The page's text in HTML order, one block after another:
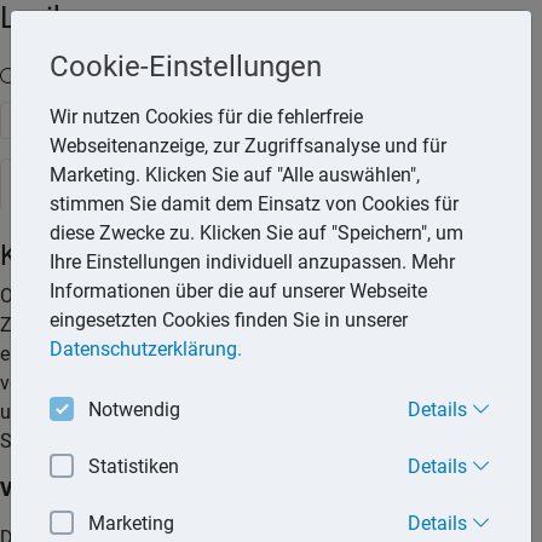
Lexika
Volltext-Suche in den Lexika
Suchen
Rechtslexikon
Kfz-Haftpflichtversicherung
Ohne Versicherungsschutz gibt es für das Fahrzeug keine
Zulassung. Die Kfz-Haftpflichtversicherung tritt insbesondere
ein, wenn durch den Gebrauch des Fahrzeugs Personen
verletzt oder getötet oder Sachen beschädigt oder zerstört
und deswegen Schadensersatzansprüche gegenüber dem
Schadensverursacher geltend gemacht werden.
Versicherte Risiken
Cookie-Einstellungen
Wir nutzen Cookies für die fehlerfreie
Webseitenanzeige, zur Zugriffsanalyse und für
Marketing. Klicken Sie auf "Alle auswählen",
stimmen Sie damit dem Einsatz von Cookies für
diese Zwecke zu. Klicken Sie auf "Speichern", um
Ihre Einstellungen individuell anzupassen. Mehr
Informationen über die auf unserer Webseite
eingesetzten Cookies finden Sie in unserer
Datenschutzerklärung.
Notwendig Details
Statistiken Details
Marketing Details